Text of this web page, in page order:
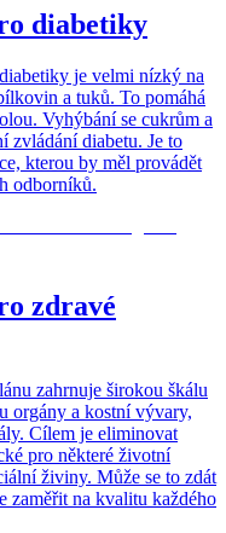
diabetiky
je velmi nízký na
a tuků. To pomáhá
Vyhýbání se cukrům a
zvládání diabetu. Je to
kterou by měl provádět
odborníků.
zdravé
zahrnuje širokou škálu
orgány a kostní vývary,
Cílem je eliminovat
pro některé životní
živiny. Může se to zdát
zaměřit na kvalitu každého